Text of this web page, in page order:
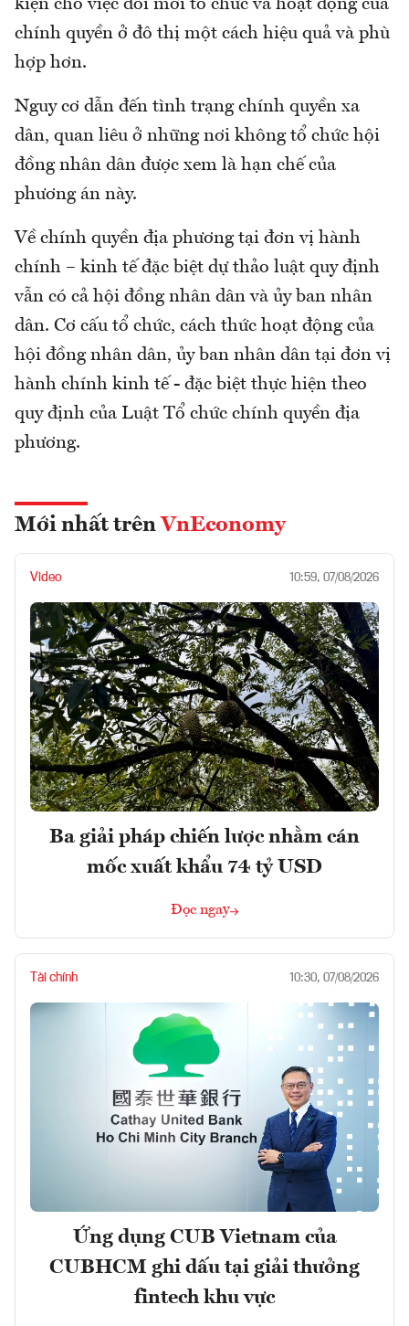
kiện cho việc đổi mới tổ chức và hoạt động của
chính quyền ở đô thị một cách hiệu quả và phù
hợp hơn.
Nguy cơ dẫn đến tình trạng chính quyền xa
dân, quan liêu ở những nơi không tổ chức hội
đồng nhân dân được xem là hạn chế của
phương án này.
Về chính quyền địa phương tại đơn vị hành
chính – kinh tế đặc biệt dự thảo luật quy định
vẫn có cả hội đồng nhân dân và ủy ban nhân
dân. Cơ cấu tổ chức, cách thức hoạt động của
hội đồng nhân dân, ủy ban nhân dân tại đơn vị
hành chính kinh tế - đặc biệt thực hiện theo
quy định của Luật Tổ chức chính quyền địa
phương.
Mới nhất trên VnEconomy
Video 10:59, 07/08/2026
Ba giải pháp chiến lược nhằm cán
mốc xuất khẩu 74 tỷ USD
Đọc ngay
Tài chính 10:30, 07/08/2026
Ứng dụng CUB Vietnam của
CUBHCM ghi dấu tại giải thưởng
fintech khu vực